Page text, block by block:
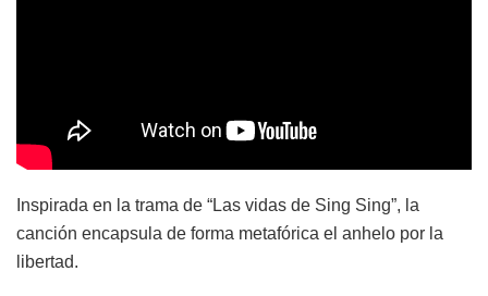
Inspirada en la trama de “Las vidas de Sing Sing”, la
canción encapsula de forma metafórica el anhelo por la
libertad.